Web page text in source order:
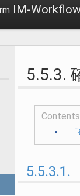
IM-
5.5.3.
Contents
5.5.3.1.